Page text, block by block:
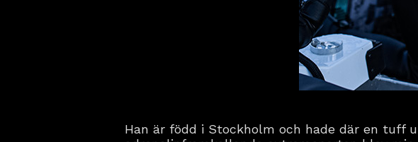
Han är född i Stockholm och hade där en tuff